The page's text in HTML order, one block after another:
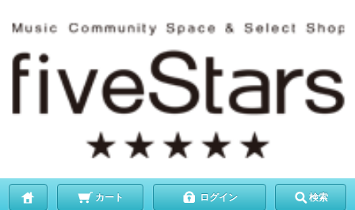
カート ログイン 検索